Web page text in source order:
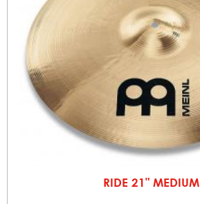
RIDE 21" MEDIUM